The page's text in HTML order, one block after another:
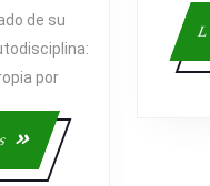
MUY
CLAROS
;)
de su
por
Leer
más